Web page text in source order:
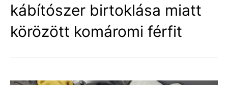
kábítószer birtoklása miatt
körözött komáromi férfit